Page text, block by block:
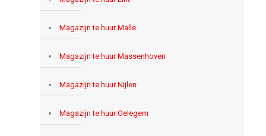
Magazijn te huur Malle
Magazijn te huur Massenhoven
Magazijn te huur Nijlen
Magazijn te huur Oelegem